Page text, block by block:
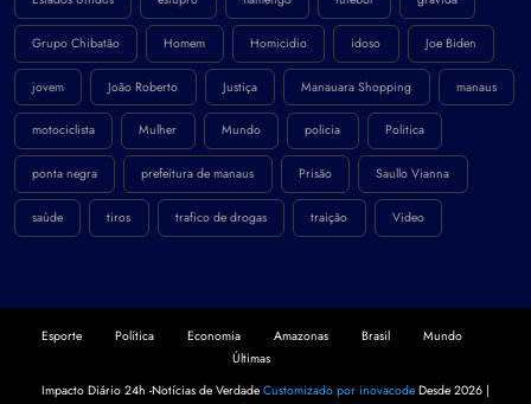
Grupo Chibatão Homem Homicidio idoso Joe Biden
jovem João Roberto Justiça Manauara Shopping manaus
motociclista Mulher Mundo policia Politica
ponta negra prefeitura de manaus Prisão Saullo Vianna
saúde tiros trafico de drogas traição Video
Esporte Política Economia Amazonas Brasil
Mundo
Últimas
Impacto Diário 24h -Notícias de Verdade Customizado por inovacode Desde 2026 |